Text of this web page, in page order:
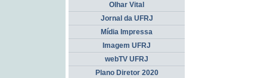
Olhar Vital
Jornal da UFRJ
Mídia Impressa
Imagem UFRJ
webTV UFRJ
Plano Diretor 2020